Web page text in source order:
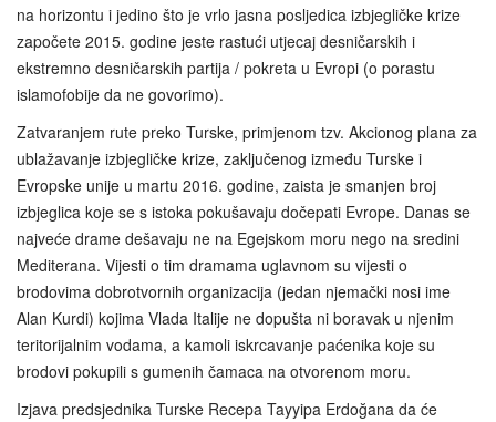
na horizontu i jedino što je vrlo jasna posljedica izbjegličke krize
započete 2015. godine jeste rastući utjecaj desničarskih i
ekstremno desničarskih partija / pokreta u Evropi (o porastu
islamofobije da ne govorimo).
Zatvaranjem rute preko Turske, primjenom tzv. Akcionog plana za
ublažavanje izbjegličke krize, zaključenog između Turske i
Evropske unije u martu 2016. godine, zaista je smanjen broj
izbjeglica koje se s istoka pokušavaju dočepati Evrope. Danas se
najveće drame dešavaju ne na Egejskom moru nego na sredini
Mediterana. Vijesti o tim dramama uglavnom su vijesti o
brodovima dobrotvornih organizacija (jedan njemački nosi ime
Alan Kurdi) kojima Vlada Italije ne dopušta ni boravak u njenim
teritorijalnim vodama, a kamoli iskrcavanje paćenika koje su
brodovi pokupili s gumenih čamaca na otvorenom moru.
Izjava predsjednika Turske Recepa Tayyipa Erdoğana da će